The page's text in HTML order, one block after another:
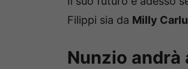
Filippi sia da Milly
Nunzio andrà